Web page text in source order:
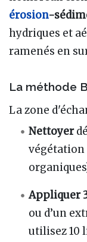
érosion-
hydriques et
ramenés en
La méthode
La zone
Nettoyer
végétation
Appliquer
ou d’un
utilisez 10